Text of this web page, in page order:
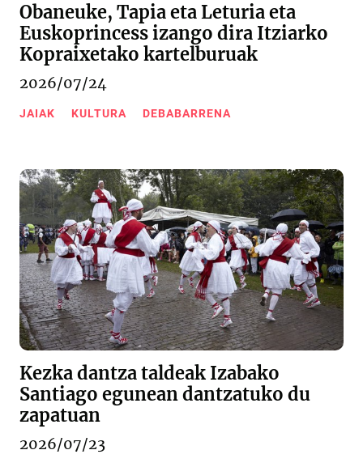
Obaneuke, Tapia eta Leturia eta
Euskoprincess izango dira Itziarko
Kopraixetako kartelburuak
2026/07/24
JAIAK KULTURA DEBABARRENA
Kezka dantza taldeak Izabako
Santiago egunean dantzatuko du
zapatuan
2026/07/23